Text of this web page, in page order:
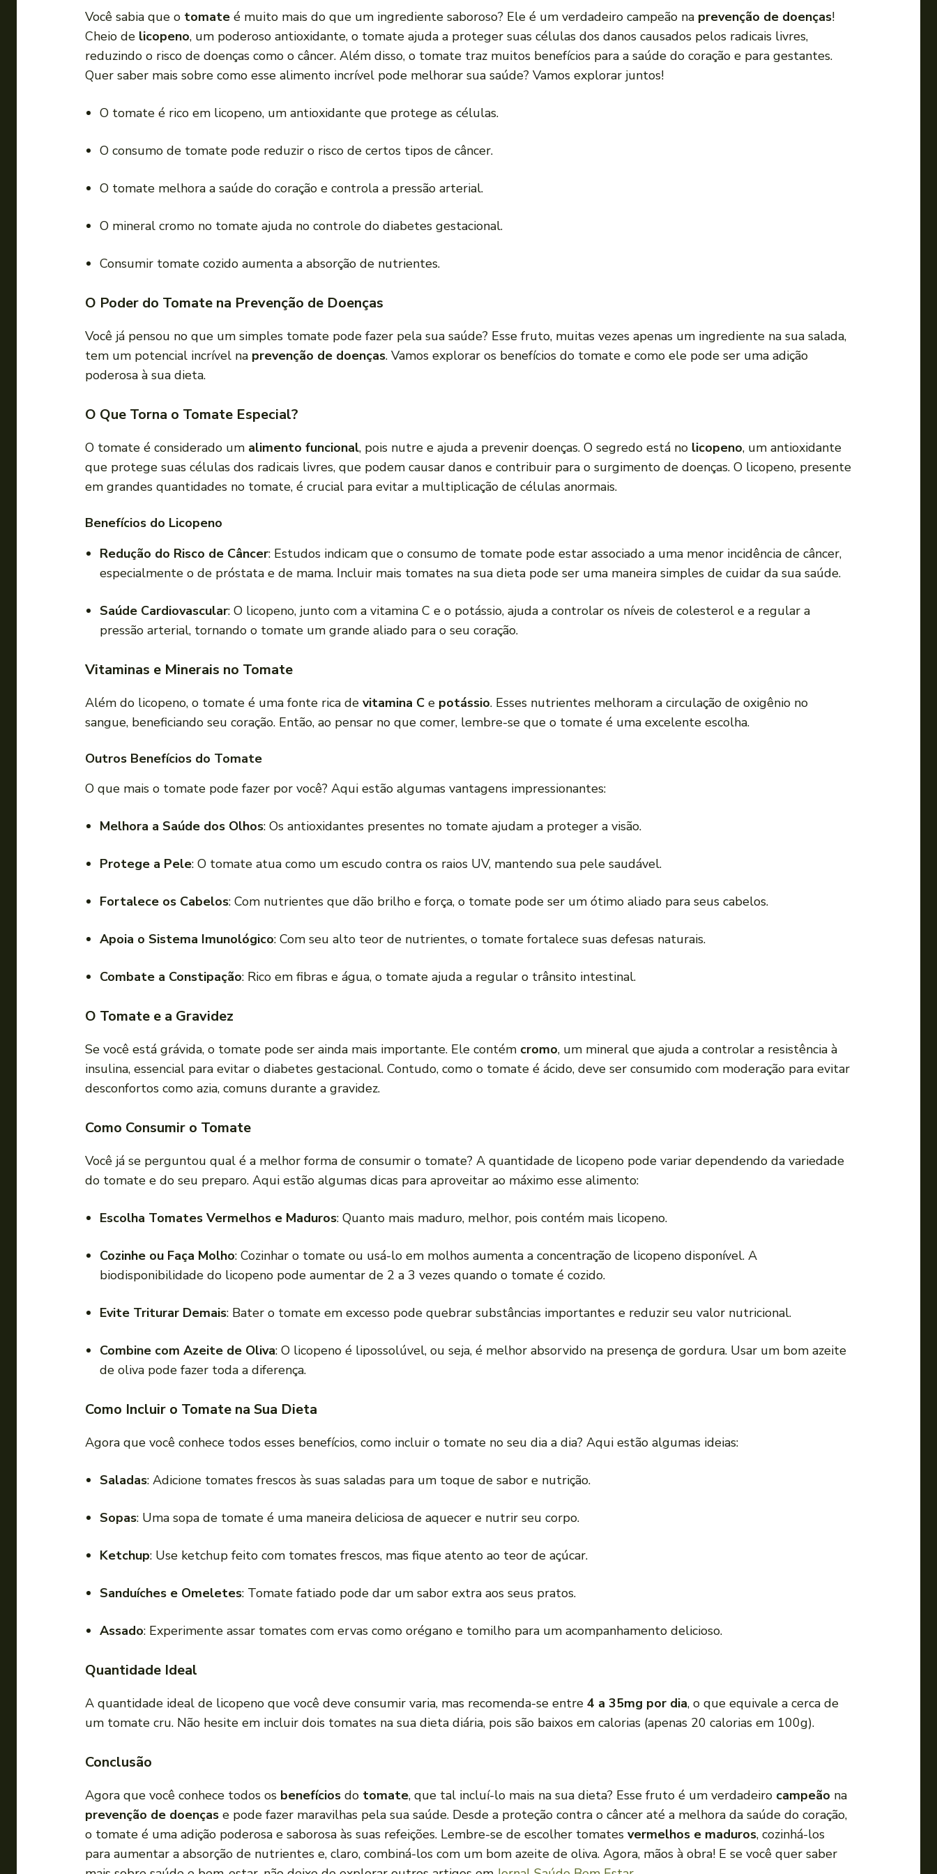
a
d
r
d
e
u
i
p
a
r
a
u
m
e
Você sabia que o tomate é muito mais do que um ingrediente saboroso? Ele é um verdadeiro campeão na prevenção de doenças!
Cheio de licopeno, um poderoso antioxidante, o tomate ajuda a proteger suas células dos danos causados pelos radicais livres,
reduzindo o risco de doenças como o câncer. Além disso, o tomate traz muitos benefícios para a saúde do coração e para gestantes.
Quer saber mais sobre como esse alimento incrível pode melhorar sua saúde? Vamos explorar juntos!
O tomate é rico em licopeno, um antioxidante que protege as células.
O consumo de tomate pode reduzir o risco de certos tipos de câncer.
O tomate melhora a saúde do coração e controla a pressão arterial.
O mineral cromo no tomate ajuda no controle do diabetes gestacional.
Consumir tomate cozido aumenta a absorção de nutrientes.
O Poder do Tomate na Prevenção de Doenças
Você já pensou no que um simples tomate pode fazer pela sua saúde? Esse fruto, muitas vezes apenas um ingrediente na sua salada,
tem um potencial incrível na prevenção de doenças. Vamos explorar os benefícios do tomate e como ele pode ser uma adição
poderosa à sua dieta.
O Que Torna o Tomate Especial?
O tomate é considerado um alimento funcional, pois nutre e ajuda a prevenir doenças. O segredo está no licopeno, um antioxidante
que protege suas células dos radicais livres, que podem causar danos e contribuir para o surgimento de doenças. O licopeno, presente
em grandes quantidades no tomate, é crucial para evitar a multiplicação de células anormais.
Benefícios do Licopeno
Redução do Risco de Câncer: Estudos indicam que o consumo de tomate pode estar associado a uma menor incidência de câncer,
especialmente o de próstata e de mama. Incluir mais tomates na sua dieta pode ser uma maneira simples de cuidar da sua saúde.
Saúde Cardiovascular: O licopeno, junto com a vitamina C e o potássio, ajuda a controlar os níveis de colesterol e a regular a
pressão arterial, tornando o tomate um grande aliado para o seu coração.
Vitaminas e Minerais no Tomate
Além do licopeno, o tomate é uma fonte rica de vitamina C e potássio. Esses nutrientes melhoram a circulação de oxigênio no
sangue, beneficiando seu coração. Então, ao pensar no que comer, lembre-se que o tomate é uma excelente escolha.
Outros Benefícios do Tomate
O que mais o tomate pode fazer por você? Aqui estão algumas vantagens impressionantes:
Melhora a Saúde dos Olhos: Os antioxidantes presentes no tomate ajudam a proteger a visão.
Protege a Pele: O tomate atua como um escudo contra os raios UV, mantendo sua pele saudável.
Fortalece os Cabelos: Com nutrientes que dão brilho e força, o tomate pode ser um ótimo aliado para seus cabelos.
Apoia o Sistema Imunológico: Com seu alto teor de nutrientes, o tomate fortalece suas defesas naturais.
Combate a Constipação: Rico em fibras e água, o tomate ajuda a regular o trânsito intestinal.
O Tomate e a Gravidez
Se você está grávida, o tomate pode ser ainda mais importante. Ele contém cromo, um mineral que ajuda a controlar a resistência à
insulina, essencial para evitar o diabetes gestacional. Contudo, como o tomate é ácido, deve ser consumido com moderação para evitar
desconfortos como azia, comuns durante a gravidez.
Como Consumir o Tomate
Você já se perguntou qual é a melhor forma de consumir o tomate? A quantidade de licopeno pode variar dependendo da variedade
do tomate e do seu preparo. Aqui estão algumas dicas para aproveitar ao máximo esse alimento:
Escolha Tomates Vermelhos e Maduros: Quanto mais maduro, melhor, pois contém mais licopeno.
Cozinhe ou Faça Molho: Cozinhar o tomate ou usá-lo em molhos aumenta a concentração de licopeno disponível. A
biodisponibilidade do licopeno pode aumentar de 2 a 3 vezes quando o tomate é cozido.
Evite Triturar Demais: Bater o tomate em excesso pode quebrar substâncias importantes e reduzir seu valor nutricional.
Combine com Azeite de Oliva: O licopeno é lipossolúvel, ou seja, é melhor absorvido na presença de gordura. Usar um bom azeite
de oliva pode fazer toda a diferença.
Como Incluir o Tomate na Sua Dieta
Agora que você conhece todos esses benefícios, como incluir o tomate no seu dia a dia? Aqui estão algumas ideias:
Saladas: Adicione tomates frescos às suas saladas para um toque de sabor e nutrição.
Sopas: Uma sopa de tomate é uma maneira deliciosa de aquecer e nutrir seu corpo.
Ketchup: Use ketchup feito com tomates frescos, mas fique atento ao teor de açúcar.
Sanduíches e Omeletes: Tomate fatiado pode dar um sabor extra aos seus pratos.
Assado: Experimente assar tomates com ervas como orégano e tomilho para um acompanhamento delicioso.
Quantidade Ideal
A quantidade ideal de licopeno que você deve consumir varia, mas recomenda-se entre 4 a 35mg por dia, o que equivale a cerca de
um tomate cru. Não hesite em incluir dois tomates na sua dieta diária, pois são baixos em calorias (apenas 20 calorias em 100g).
Conclusão
Agora que você conhece todos os benefícios do tomate, que tal incluí-lo mais na sua dieta? Esse fruto é um verdadeiro campeão na
prevenção de doenças e pode fazer maravilhas pela sua saúde. Desde a proteção contra o câncer até a melhora da saúde do coração,
o tomate é uma adição poderosa e saborosa às suas refeições. Lembre-se de escolher tomates vermelhos e maduros, cozinhá-los
para aumentar a absorção de nutrientes e, claro, combiná-los com um bom azeite de oliva. Agora, mãos à obra! E se você quer saber